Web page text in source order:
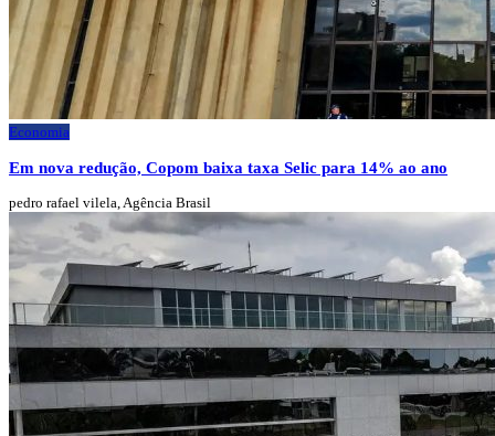
Economia
Em nova redução, Copom baixa taxa Selic para 14% ao ano
pedro rafael vilela, Agência Brasil